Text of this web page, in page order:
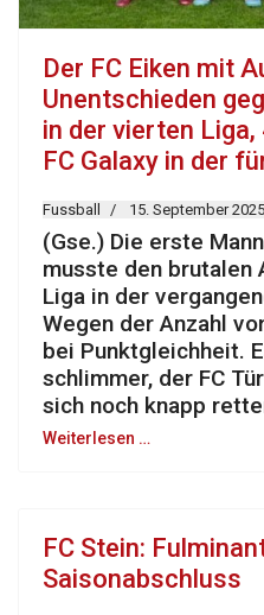
Der FC Eiken mit
Unentschieden
in der vierten Liga,
FC Galaxy in der
Fussball 15. September 2025
(Gse.) Die erste
musste den brutalen
Liga in der
Wegen der Anzahl
bei Punktgleichheit.
schlimmer, der FC
sich noch knapp
Weiterlesen …
FC Stein:
Saisonabschluss